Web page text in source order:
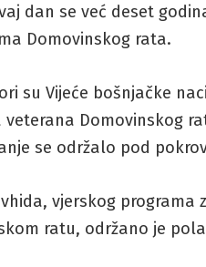
dan se već deset
Domovinskog rata.
su Vijeće bošnjačke
veterana Domovinskog
se održalo pod
vjerskog
ratu, održano je